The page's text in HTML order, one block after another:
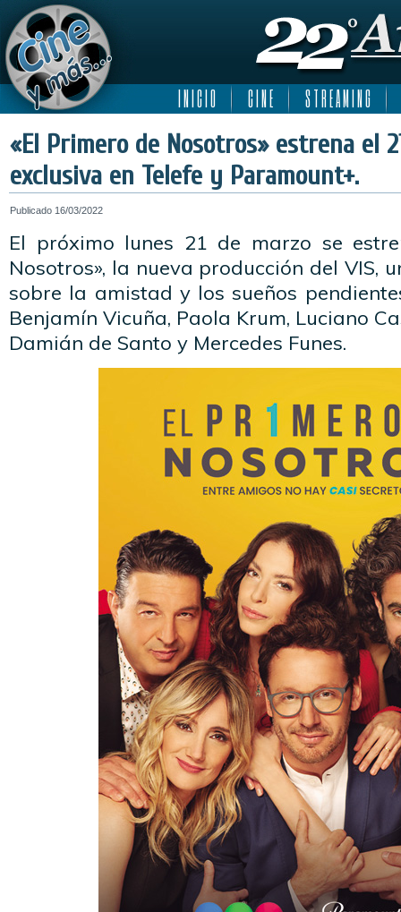
I N I C I O C I N E S T R E A M I N G
«El Primero de Nosotros» estrena el
exclusiva en Telefe y Paramount+.
Publicado 16/03/2022
El próximo lunes 21 de marzo se
Nosotros», la nueva producción del VIS,
sobre la amistad y los sueños
Benjamín Vicuña, Paola Krum, Luciano
Damián de Santo y Mercedes Funes.